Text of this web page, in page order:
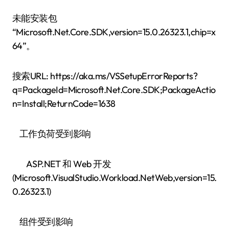
未能安装包
“Microsoft.Net.Core.SDK,version=15.0.26323.1,chip=x
64”。
搜索URL: https://aka.ms/VSSetupErrorReports?
q=PackageId=Microsoft.Net.Core.SDK;PackageActio
n=Install;ReturnCode=1638
工作负荷受到影响
ASP.NET 和 Web 开发
(Microsoft.VisualStudio.Workload.NetWeb,version=15.
0.26323.1)
组件受到影响